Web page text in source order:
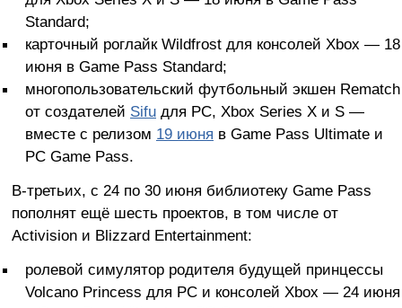
Standard;
карточный роглайк Wildfrost для консолей Xbox — 18
июня в Game Pass Standard;
многопользовательский футбольный экшен Rematch
от создателей Sifu для PC, Xbox Series X и S —
вместе с релизом 19 июня в Game Pass Ultimate и
PC Game Pass.
В-третьих, с 24 по 30 июня библиотеку Game Pass
пополнят ещё шесть проектов, в том числе от
Activision и Blizzard Entertainment:
ролевой симулятор родителя будущей принцессы
Volcano Princess для PC и консолей Xbox — 24 июня